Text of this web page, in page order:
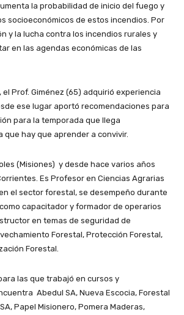
la probabilidad de inicio del fuego y
socioeconómicos de estos incendios. Por
y la lucha contra los incendios rurales y
en las agendas económicas de las
Prof. Giménez (65) adquirió experiencia
ese lugar aportó recomendaciones para
para la temporada que llega
que hay que aprender a convivir.
(Misiones) y desde hace varios años
Es Profesor en Ciencias Agrarias
el sector forestal, se desempeño durante
capacitador y formador de operarios
en temas de seguridad de
Forestal, Protección Forestal,
Forestal.
las que trabajó en cursos y
Abedul SA, Nueva Escocia, Forestal
Papel Misionero, Pomera Maderas,